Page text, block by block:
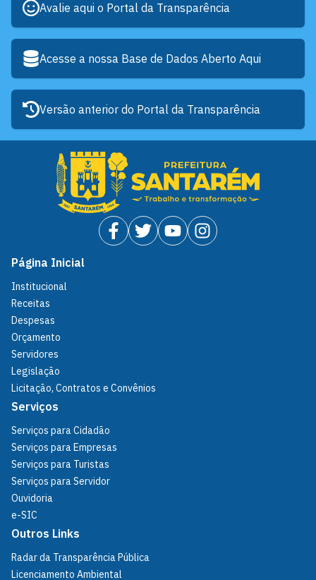
Avalie aqui o Portal da Transparência
Acesse a nossa Base de Dados Aberto Aqui
Versão anterior do Portal da Transparência
Página Inicial
Institucional
Receitas
Despesas
Orçamento
Servidores
Legislação
Licitação, Contratos e Convênios
Serviços
Serviços para Cidadão
Serviços para Empresas
Serviços para Turistas
Serviços para Servidor
Ouvidoria
e-SIC
Outros Links
Radar da Transparência Pública
Licenciamento Ambiental